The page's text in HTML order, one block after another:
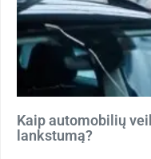
Kaip automobilių
lankstumą?